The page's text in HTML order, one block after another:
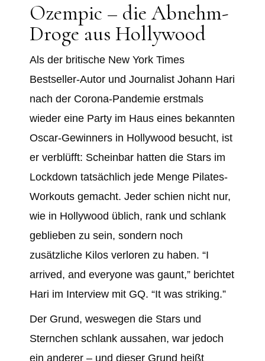
Ozempic – die Abnehm-
Droge aus Hollywood
Als der britische New York Times
Bestseller-Autor und Journalist Johann Hari
nach der Corona-Pandemie erstmals
wieder eine Party im Haus eines bekannten
Oscar-Gewinners in Hollywood besucht, ist
er verblüfft: Scheinbar hatten die Stars im
Lockdown tatsächlich jede Menge Pilates-
Workouts gemacht. Jeder schien nicht nur,
wie in Hollywood üblich, rank und schlank
geblieben zu sein, sondern noch
zusätzliche Kilos verloren zu haben. “I
arrived, and everyone was gaunt,” berichtet
Hari im Interview mit GQ. “It was striking.”
Der Grund, weswegen die Stars und
Sternchen schlank aussahen, war jedoch
ein anderer – und dieser Grund heißt